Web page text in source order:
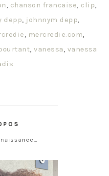
, chanson francaise, clip,
depp, johnnym depp,
, mercredie.com,
, vanessa, vanessa